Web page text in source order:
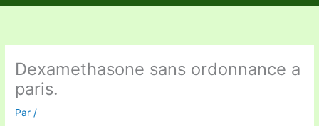
Dexamethasone sans ordonnance a
paris.
Par /